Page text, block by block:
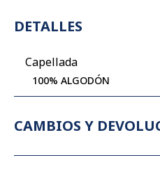
DETALLES
Capellada
100% ALGODÓN
CAMBIOS Y